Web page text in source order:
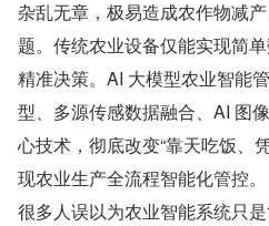
杂乱无章，极易造成农作物减
题。传统农业设备仅能实现简
精准决策。AI 大模型农业智能
型、多源传感数据融合、AI 图
心技术，彻底改变“靠天吃饭、
现农业生产全流程智能化管控。
很多人误以为农业智能系统只